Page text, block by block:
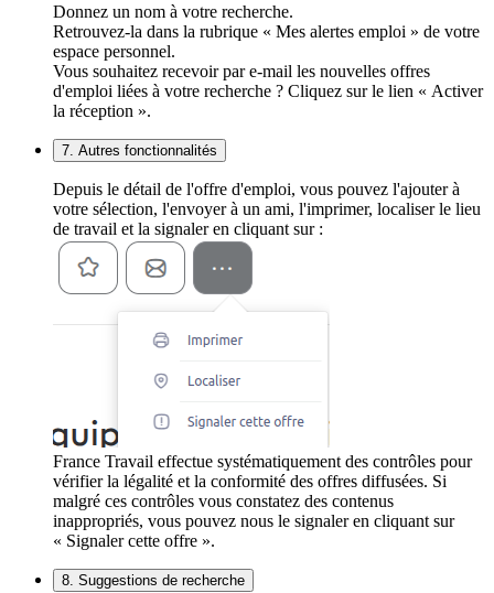
Donnez un nom à votre recherche.
Retrouvez-la dans la rubrique « Mes alertes emploi » de votre
espace personnel.
Vous souhaitez recevoir par e-mail les nouvelles offres
d'emploi liées à votre recherche ? Cliquez sur le lien « Activer
la réception ».
7. Autres fonctionnalités
Depuis le détail de l'offre d'emploi, vous pouvez l'ajouter à
votre sélection, l'envoyer à un ami, l'imprimer, localiser le lieu
de travail et la signaler en cliquant sur :
France Travail effectue systématiquement des contrôles pour
vérifier la légalité et la conformité des offres diffusées. Si
malgré ces contrôles vous constatez des contenus
inappropriés, vous pouvez nous le signaler en cliquant sur
« Signaler cette offre ».
8. Suggestions de recherche